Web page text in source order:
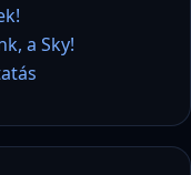
a Sky!